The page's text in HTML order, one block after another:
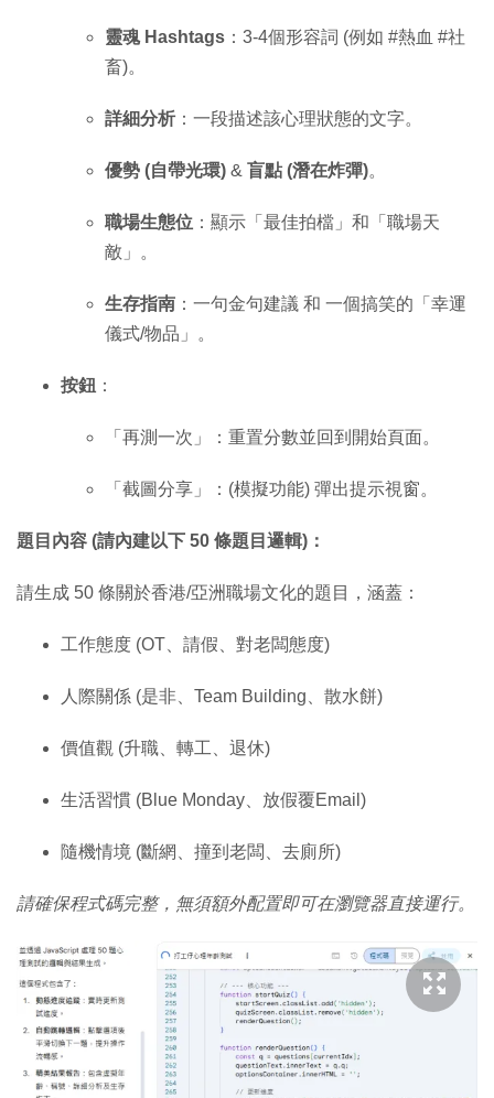
靈魂 Hashtags ：3-4個形容詞 (例如 #熱血 #社
畜)。
詳細分析 ：一段描述該心理狀態的文字。
優勢 (自帶光環) & 盲點 (潛在炸彈)。
職場生態位 ：顯示「最佳拍檔」和「職場天
敵」。
生存指南 ：一句金句建議 和 一個搞笑的「幸運
儀式/物品」。
按鈕 ：
「再測一次」：重置分數並回到開始頁面。
「截圖分享」：(模擬功能) 彈出提示視窗。
題目內容 (請內建以下 50 條題目邏輯)：
請生成 50 條關於香港/亞洲職場文化的題目，涵蓋：
工作態度 (OT、請假、對老闆態度)
人際關係 (是非、Team Building、散水餅)
價值觀 (升職、轉工、退休)
生活習慣 (Blue Monday、放假覆Email)
隨機情境 (斷網、撞到老闆、去廁所)
請確保程式碼完整，無須額外配置即可在瀏覽器直接運行。